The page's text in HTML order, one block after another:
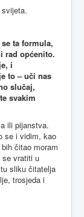
ta formula,
rad općenito.
i
to – uči nas
slučaj,
svakim
ili pijanstva.
se i vidim, kao
čitao moram
se vratiti u
sliku čitatelja
trosjeda i